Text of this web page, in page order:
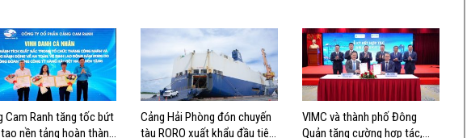
Cam Ranh tăng tốc bứt
nền tảng hoàn thành
Cảng Hải Phòng đón chuyến
tàu RORO xuất khẩu đầu tiên
VIMC và thành phố Đông
Quản tăng cường hợp tác,